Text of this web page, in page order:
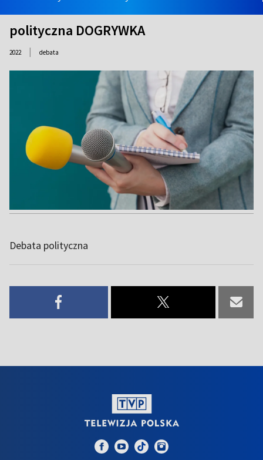
polityczna DOGRYWKA
2022 | debata
Debata polityczna